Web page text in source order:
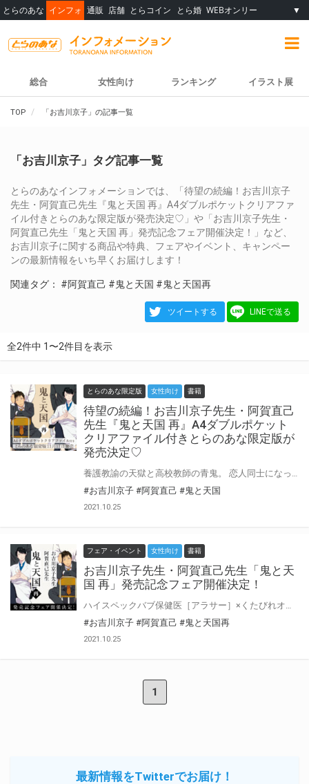
とらのあな インフォ 通販 店舗 とらコイン とら婚 WEBオンリー ▼
総合 女性向け ランキング イラスト展
TOP 「お吉川京子」の記事一覧
「お吉川京子」タグ記事一覧
とらのあなインフォメーションでは、「待望の続編！お吉川京子
先生・阿賀直己先生『鬼と天国 再』A4ダブルポケットクリアファ
イル付きとらのあな限定版が発売決定♡」や「お吉川京子先生・
阿賀直己先生「鬼と天国 再」発売記念フェア開催決定！」など、
お吉川京子に関する商品や特典、フェアやイベント、キャンペー
ンの最新情報をいち早くお届けします！
関連タグ： #阿賀直己 #鬼と天国 #鬼と天国再
ツイートする LINEで送る
全2件中 1〜2件目を表示
とらのあな限定版 女性向け 書籍
待望の続編！お吉川京子先生・阿賀直己
先生『鬼と天国 再』A4ダブルポケット
クリアファイル付きとらのあな限定版が
発売決定♡
#お吉川京子 #阿賀直己 #鬼と天国
2021.10.25
フェア・イベント 女性向け 書籍
お吉川京子先生・阿賀直己先生「鬼と天
国 再」発売記念フェア開催決定！
#お吉川京子 #阿賀直己 #鬼と天国再
2021.10.25
1
最新情報をTwitterでお届け！